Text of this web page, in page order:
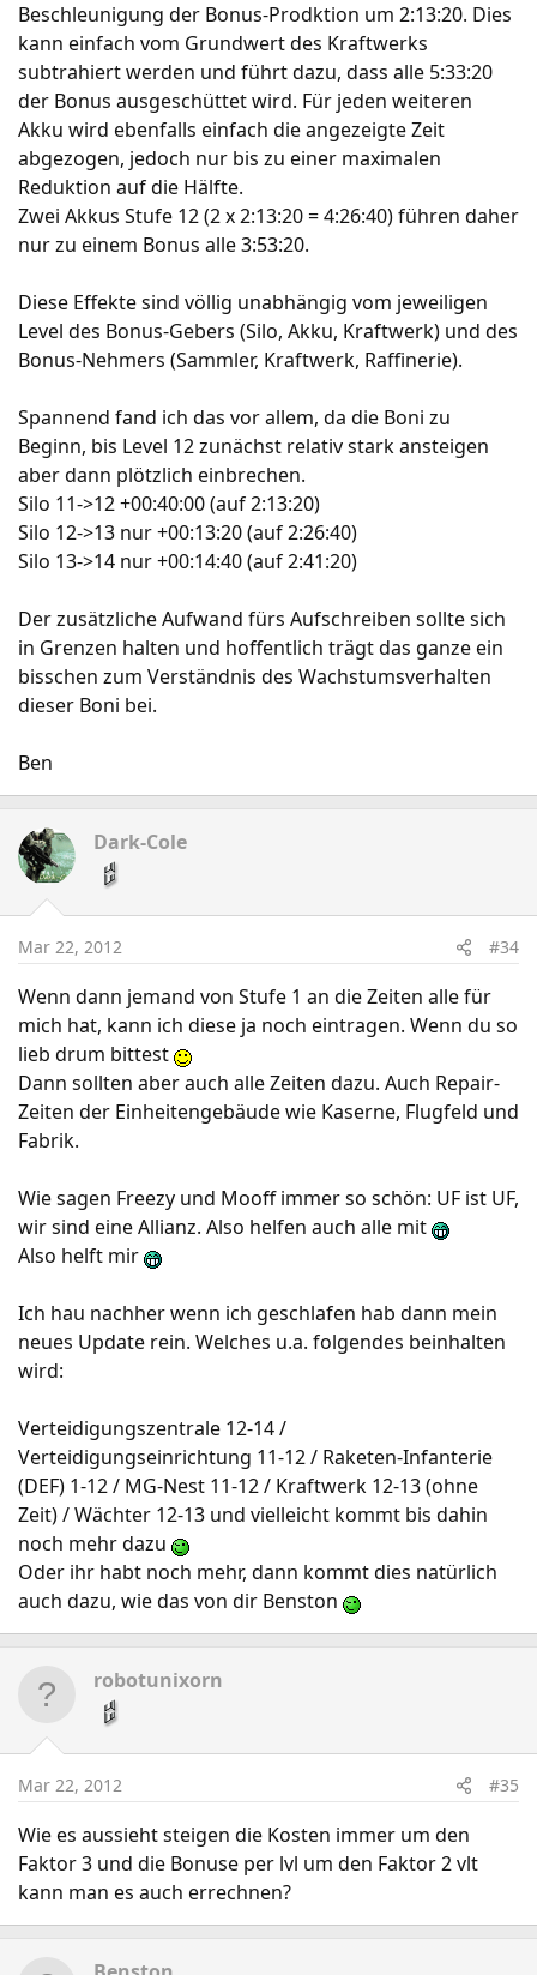
Beschleunigung der Bonus-Prodktion um 2:13:20. Dies
kann einfach vom Grundwert des Kraftwerks
subtrahiert werden und führt dazu, dass alle 5:33:20
der Bonus ausgeschüttet wird. Für jeden weiteren
Akku wird ebenfalls einfach die angezeigte Zeit
abgezogen, jedoch nur bis zu einer maximalen
Reduktion auf die Hälfte.
Zwei Akkus Stufe 12 (2 x 2:13:20 = 4:26:40) führen daher
nur zu einem Bonus alle 3:53:20.
Diese Effekte sind völlig unabhängig vom jeweiligen
Level des Bonus-Gebers (Silo, Akku, Kraftwerk) und des
Bonus-Nehmers (Sammler, Kraftwerk, Raffinerie).
Spannend fand ich das vor allem, da die Boni zu
Beginn, bis Level 12 zunächst relativ stark ansteigen
aber dann plötzlich einbrechen.
Silo 11->12 +00:40:00 (auf 2:13:20)
Silo 12->13 nur +00:13:20 (auf 2:26:40)
Silo 13->14 nur +00:14:40 (auf 2:41:20)
Der zusätzliche Aufwand fürs Aufschreiben sollte sich
in Grenzen halten und hoffentlich trägt das ganze ein
bisschen zum Verständnis des Wachstumsverhalten
dieser Boni bei.
Ben
Dark-Cole
Mar 22, 2012 #34
Wenn dann jemand von Stufe 1 an die Zeiten alle für
mich hat, kann ich diese ja noch eintragen. Wenn du so
lieb drum bittest
Dann sollten aber auch alle Zeiten dazu. Auch Repair-
Zeiten der Einheitengebäude wie Kaserne, Flugfeld und
Fabrik.
Wie sagen Freezy und Mooff immer so schön: UF ist UF,
wir sind eine Allianz. Also helfen auch alle mit
Also helft mir
Ich hau nachher wenn ich geschlafen hab dann mein
neues Update rein. Welches u.a. folgendes beinhalten
wird:
Verteidigungszentrale 12-14 /
Verteidigungseinrichtung 11-12 / Raketen-Infanterie
(DEF) 1-12 / MG-Nest 11-12 / Kraftwerk 12-13 (ohne
Zeit) / Wächter 12-13 und vielleicht kommt bis dahin
noch mehr dazu
Oder ihr habt noch mehr, dann kommt dies natürlich
auch dazu, wie das von dir Benston
robotunixorn
Mar 22, 2012 #35
Wie es aussieht steigen die Kosten immer um den
Faktor 3 und die Bonuse per lvl um den Faktor 2 vlt
kann man es auch errechnen?